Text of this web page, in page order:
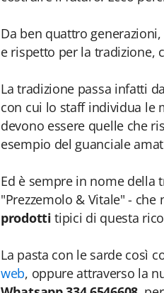
Da ben quattro
e rispetto per la tradizione,
La tradizione passa infatti
con cui lo staff individua le
devono essere quelle che
esempio del guanciale
Ed è sempre in nome
"Prezzemolo & Vitale" -
prodottitipici di questa
La pasta con le sarde così
web, oppure attraverso la